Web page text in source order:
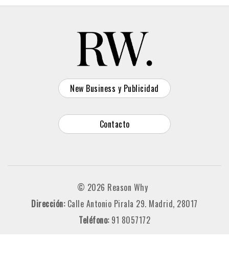
New Business y Publicidad
Contacto
© 2026 Reason Why
Dirección: Calle Antonio Pirala 29. Madrid, 28017
Teléfono: 91 8057172